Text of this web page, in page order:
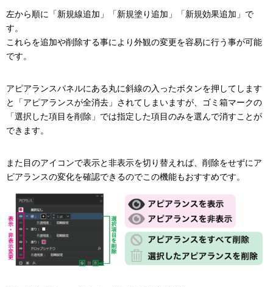
左から順に「新規線追加」「新規塗り追加」「新規効果追加」で
す。
これらを追加や削除する事により外観の変更を容易に行う事が可能
です。
アピアランスパネルにある丸に斜線の入ったボタンを押してします
と「アピアランスが全消去」されてしまいますが、ゴミ箱マークの
「選択した項目を削除」では指定した項目のみを選んで消すことが
できます。
また目のアイコンで表示と非表示を切り替えれば、削除をせずにア
ピアランスの変化を確認できるのでこの機能もおすすめです。